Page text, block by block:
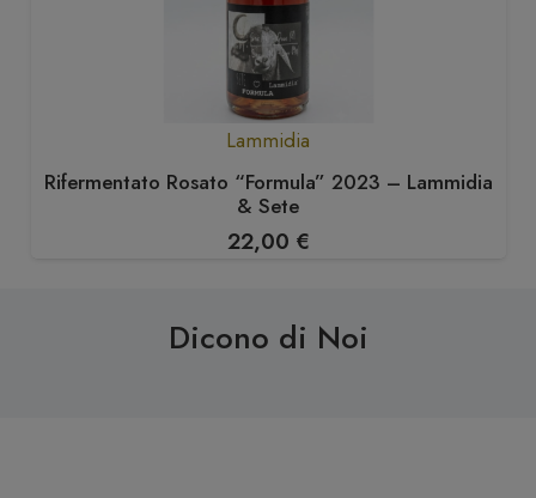
Lammidia
Rifermentato Rosato “Formula” 2023 – Lammidia
& Sete
22,00 €
Dicono di Noi